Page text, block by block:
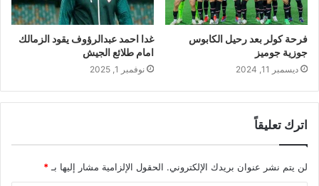
فرحة كولر بعد رحيل الكابوس
جوزية جوميز
ديسمبر 11, 2024
غدا احمد عبدالرؤوف يقود الزمالك
امام طلائع الجيش
نوفمبر 1, 2025
اترك تعليقاً
لن يتم نشر عنوان بريدك الإلكتروني. الحقول الإلزامية مشار إليها بـ*